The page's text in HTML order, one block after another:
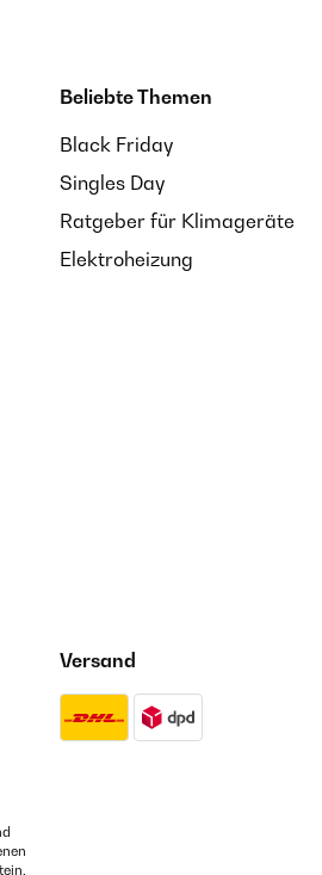
Beliebte Themen
Black Friday
Singles Day
Ratgeber für Klimageräte
Elektroheizung
Versand